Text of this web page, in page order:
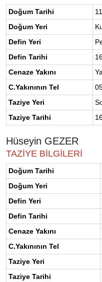
Doğum Tarihi
Doğum Yeri
Defin Yeri
Defin Tarihi
Cenaze Yakını
C.Yakınının Tel
Taziye Yeri
Taziye Tarihi
Hüseyin GEZER
TAZİYE BİLGİLERİ
Doğum Tarihi
Doğum Yeri
Defin Yeri
Defin Tarihi
Cenaze Yakını
C.Yakınının Tel
Taziye Yeri
Taziye Tarihi